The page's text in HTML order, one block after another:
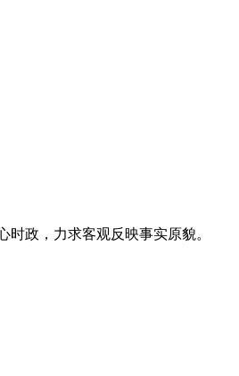
时政，力求客观反映事实原貌。